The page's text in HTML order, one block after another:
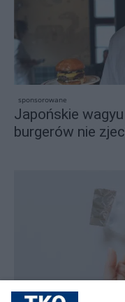
sponsorowane
Japońskie
burgerów nie